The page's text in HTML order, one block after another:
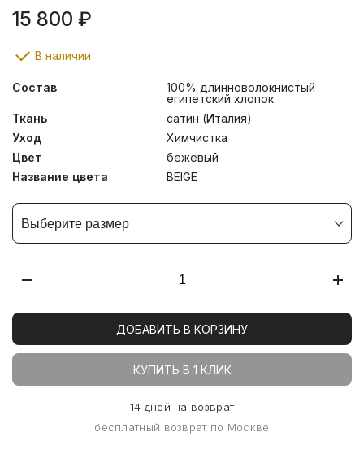
15 800 ₽
В наличии
Состав
100% длинноволокнистый
египетский хлопок
Ткань
сатин (Италия)
Уход
Химчистка
Цвет
бежевый
Название цвета
BEIGE
Выберите размер
ДОБАВИТЬ В КОРЗИНУ
КУПИТЬ В 1 КЛИК
14 дней на возврат
бесплатный возврат по Москве